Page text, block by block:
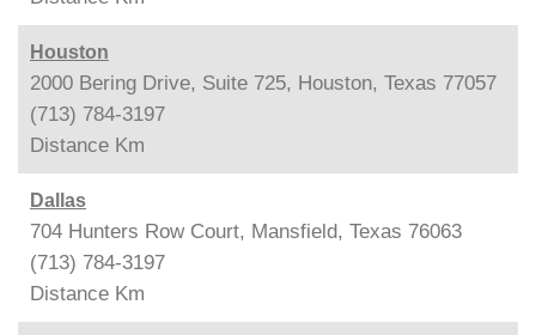
Houston
2000 Bering Drive, Suite 725, Houston, Texas 77057
(713) 784-3197
Distance Km
Dallas
704 Hunters Row Court, Mansfield, Texas 76063
(713) 784-3197
Distance Km